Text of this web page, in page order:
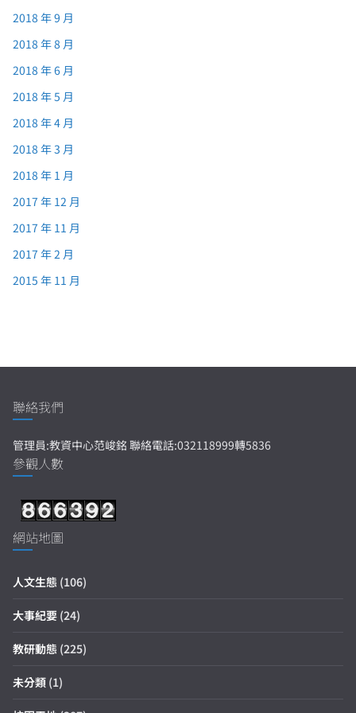
2018 年 9 月
2018 年 8 月
2018 年 6 月
2018 年 5 月
2018 年 4 月
2018 年 3 月
2018 年 1 月
2017 年 12 月
2017 年 11 月
2017 年 2 月
2015 年 11 月
聯絡我們
管理員:教資中心范峻銘 聯絡電話:032118999轉5836
參觀人數
網站地圖
人文生態 (106)
大事紀要 (24)
教研動態 (225)
未分類 (1)